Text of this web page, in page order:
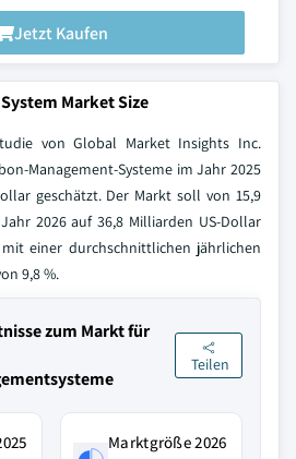
Jetzt Kaufen
Market Size
von Global Market Insights Inc.
Management-Systeme im Jahr 2025
geschätzt. Der Markt soll von 15,9
2026 auf 36,8 Milliarden US-Dollar
einer durchschnittlichen jährlichen
9,8 %.
zum Markt für
Teilen
Marktgröße 2026